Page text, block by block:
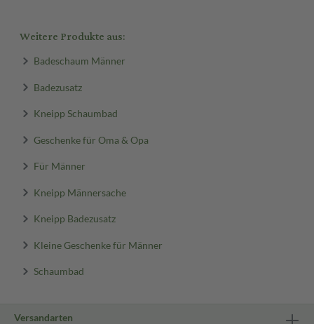
Weitere Produkte aus:
Badeschaum Männer
Badezusatz
Kneipp Schaumbad
Geschenke für Oma & Opa
Für Männer
Kneipp Männersache
Kneipp Badezusatz
Kleine Geschenke für Männer
Schaumbad
Versandarten